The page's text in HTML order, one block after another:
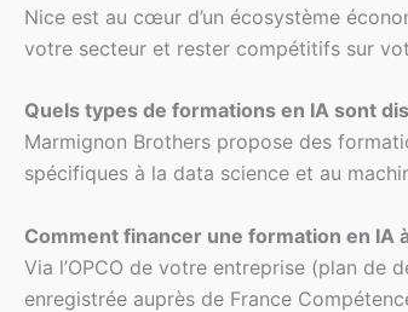
Nice est au cœur d’un écosystème
votre secteur et rester compétitifs sur
Quels types de formations en IA sont
Marmignon Brothers propose des
spécifiques à la data science et au
Comment financer une formation en IA
Via l’OPCO de votre entreprise (plan de
enregistrée auprès de France